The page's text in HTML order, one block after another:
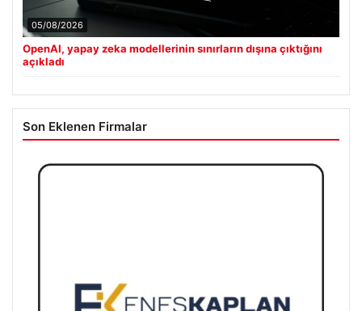
05/08/2026
OpenAI, yapay zeka modellerinin sınırların dışına çıktığını
açıkladı
Son Eklenen Firmalar